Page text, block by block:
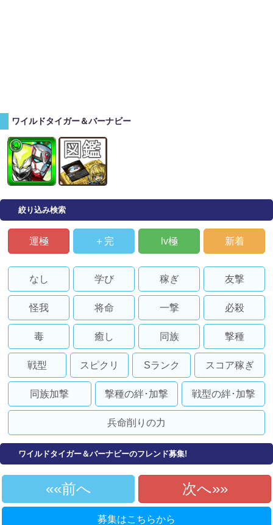
ワイルドタイガー＆バーナビー
絞り込み検索
運極 ＋完 lv極 新着
なし 学び 稼ぎ 友撃
怪我 将命 一撃 必殺
毒 癒し 同族 撃種
戦型 スピクリ Sランク スコア稼ぎ
同族加撃 撃種の絆･加撃 戦型の絆･加撃
兵命削りの力
ワイルドタイガー＆バーナビーのフレンド募集!
«前へ 次へ»
募集はこちらから